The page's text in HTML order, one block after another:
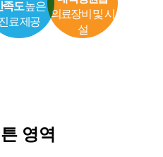
족도높은
료 제공
의료장비 및 시
설
영역